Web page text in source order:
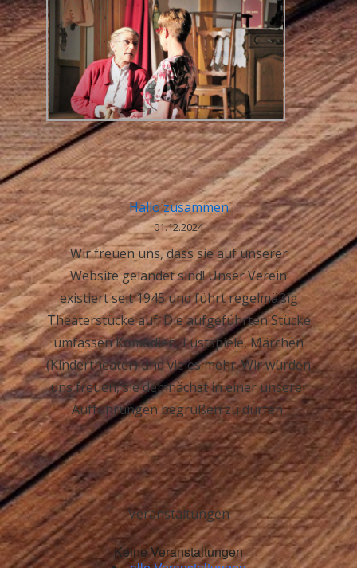
Hallo zusammen
01.12.2024
Wir freuen uns, dass sie auf unserer
Website gelandet sind! Unser Verein
existiert seit 1945 und führt regelmäßig
Theaterstücke auf. Die aufgeführten Stücke
umfassen Komödien, Lustspiele, Märchen
(Kindertheater) und vieles mehr. Wir würden
uns freuen, sie demnächst in einer unserer
Aufführungen begrüßen zu dürfen.
Veranstaltungen
Keine Veranstaltungen